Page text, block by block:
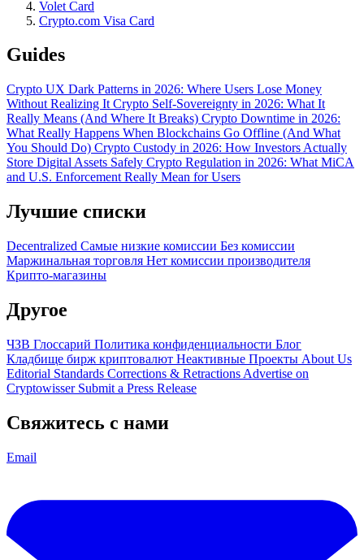
Volet Card
Crypto.com Visa Card
Guides
Crypto UX Dark Patterns in 2026: Where Users Lose Money
Without Realizing It Crypto Self-Sovereignty in 2026: What It
Really Means (And Where It Breaks) Crypto Downtime in 2026:
What Really Happens When Blockchains Go Offline (And What
You Should Do) Crypto Custody in 2026: How Investors Actually
Store Digital Assets Safely Crypto Regulation in 2026: What MiCA
and U.S. Enforcement Really Mean for Users
Лучшие списки
Decentralized Самые низкие комиссии Без комиссии
Маржинальная торговля Нет комиссии производителя
Крипто-магазины
Другое
ЧЗВ Глоссарий Политика конфиденциальности Блог
Кладбище бирж криптовалют Неактивные Проекты About Us
Editorial Standards Corrections & Retractions Advertise on
Cryptowisser Submit a Press Release
Свяжитесь с нами
Email